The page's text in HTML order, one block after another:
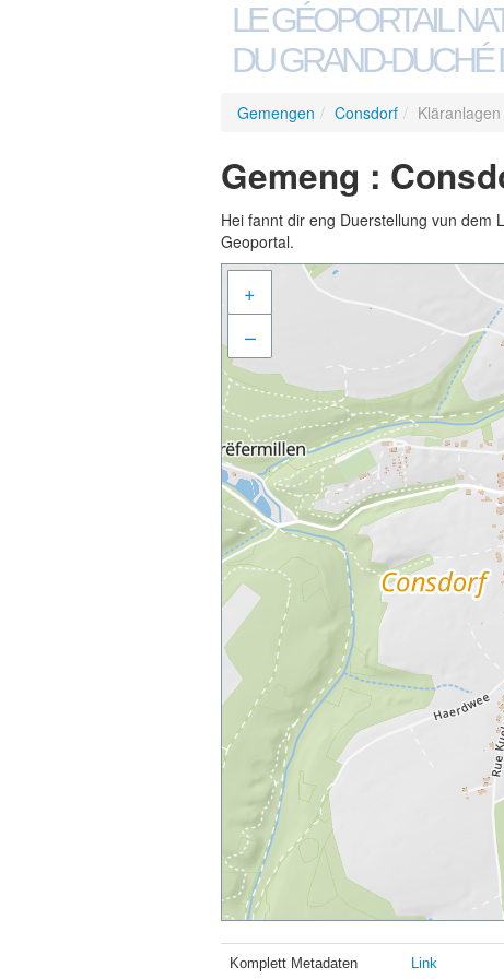
LE GÉOPORTAIL
DU GRAND-
Gemengen / Consdorf / Kläranlagen
Gemeng :
Hei fannt dir eng Duerstellung vun dem
Geoportal.
+
–
Komplett Metadaten Link